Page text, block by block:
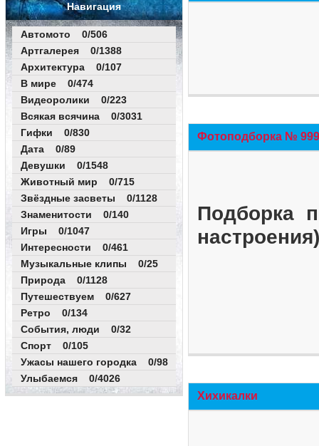
Навигация
Автомото 0/506
Артгалерея 0/1388
Архитектура 0/107
В мире 0/474
Видеоролики 0/223
Всякая всячина 0/3031
Гифки 0/830
Дата 0/89
Девушки 0/1548
Животный мир 0/715
Звёздные засветы 0/1128
Знаменитости 0/140
Игры 0/1047
Интересности 0/461
Музыкальные клипы 0/25
Природа 0/1128
Путешествуем 0/627
Ретро 0/134
События, люди 0/32
Спорт 0/105
Ужасы нашего городка 0/98
Улыбаемся 0/4026
Фотоподборка №
Подборка
Хихикалки